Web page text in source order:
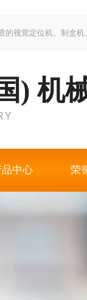
的视觉定位机、制盒
) 机
品中心 荣